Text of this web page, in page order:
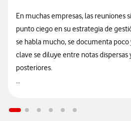
En muchas empresas, las reuniones
punto ciego en su estrategia de
se habla mucho, se documenta
clave se diluye entre notas dispersas
posteriores.
Microsoft 365 Copilot cambia esta